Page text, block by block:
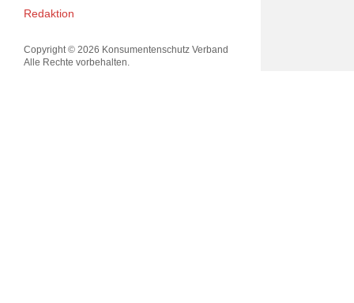
Redaktion
Copyright © 2026 Konsumentenschutz Verband
Alle Rechte vorbehalten.